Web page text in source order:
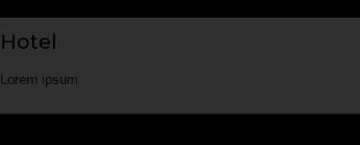
Hotel
Lorem ipsum